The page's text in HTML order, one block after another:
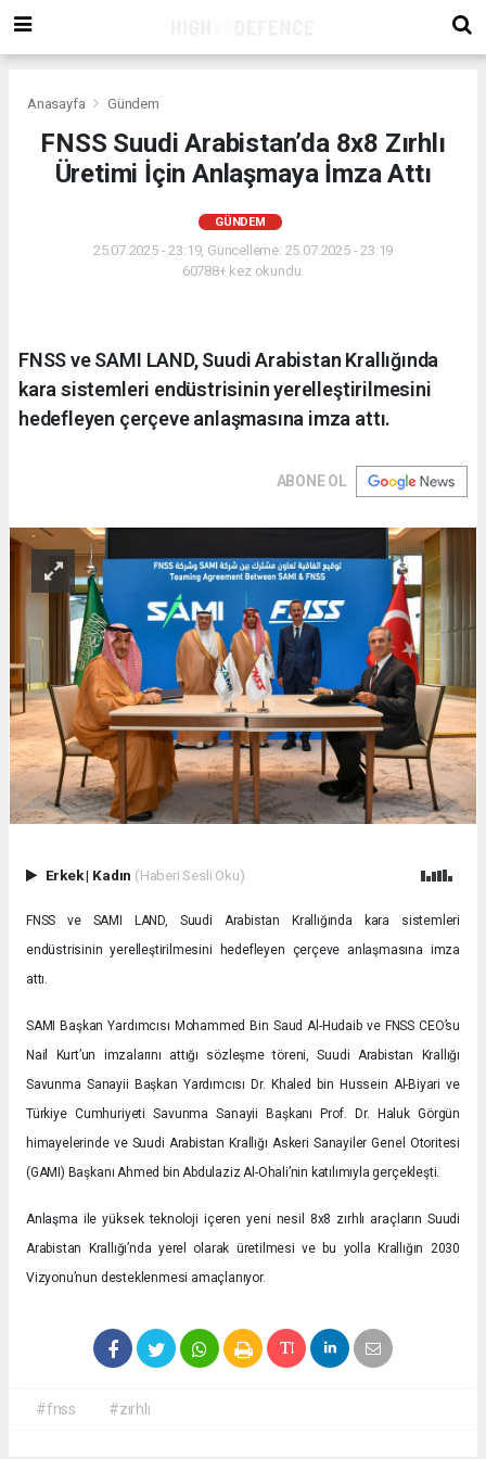
Anasayfa Gündem
FNSS Suudi Arabistan’da 8x8 Zırhlı
Üretimi İçin Anlaşmaya İmza Attı
GÜNDEM
25.07.2025 - 23:19, Güncelleme: 25.07.2025 - 23:19
60788+ kez okundu.
FNSS ve SAMI LAND, Suudi Arabistan Krallığında
kara sistemleri endüstrisinin yerelleştirilmesini
hedefleyen çerçeve anlaşmasına imza attı.
ABONE OL
Erkek| Kadın (Haberi Sesli Oku)
FNSS ve SAMI LAND, Suudi Arabistan Krallığında kara sistemleri
endüstrisinin yerelleştirilmesini hedefleyen çerçeve anlaşmasına imza
attı.
SAMI Başkan Yardımcısı Mohammed Bin Saud Al-Hudaib ve FNSS CEO’su
Nail Kurt’un imzalarını attığı sözleşme töreni, Suudi Arabistan Krallığı
Savunma Sanayii Başkan Yardımcısı Dr. Khaled bin Hussein Al-Biyari ve
Türkiye Cumhuriyeti Savunma Sanayii Başkanı Prof. Dr. Haluk Görgün
himayelerinde ve Suudi Arabistan Krallığı Askeri Sanayiler Genel Otoritesi
(GAMI) Başkanı Ahmed bin Abdulaziz Al-Ohali’nin katılımıyla gerçekleşti.
Anlaşma ile yüksek teknoloji içeren yeni nesil 8x8 zırhlı araçların Suudi
Arabistan Krallığı’nda yerel olarak üretilmesi ve bu yolla Krallığın 2030
Vizyonu’nun desteklenmesi amaçlanıyor.
#fnss #zırhlı